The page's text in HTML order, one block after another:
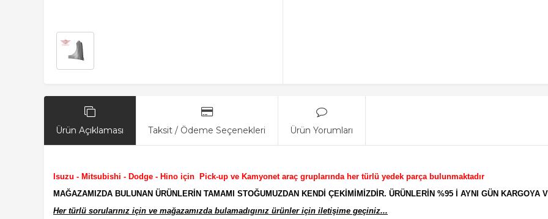
Ürün Açıklaması Taksit / Ödeme Seçenekleri Ürün Yorumları
Isuzu - Mitsubishi - Dodge - Hino için Pick-up ve Kamyonet araç gruplarında her türlü yedek parça bulunmaktadır
MAĞAZAMIZDA BULUNAN ÜRÜNLERİN TAMAMI STOĞUMUZDAN KENDİ ÇEKİMİMİZDİR. ÜRÜNLERİN %95 İ AYNI GÜN KARGOYA
Her türlü sorularınız için ve mağazamızda bulamadıgınız ürünler için iletişime geçiniz...